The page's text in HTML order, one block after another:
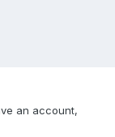
an account,